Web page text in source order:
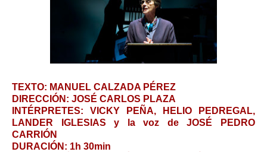
TEXTO: MANUEL CALZADA PÉREZ
DIRECCIÓN: JOSÉ CARLOS PLAZA
INTÉRPRETES: VICKY PEÑA, HELIO PEDREGAL,
LANDER IGLESIAS y la voz de JOSÉ PEDRO
CARRIÓN
DURACIÓN: 1h 30min